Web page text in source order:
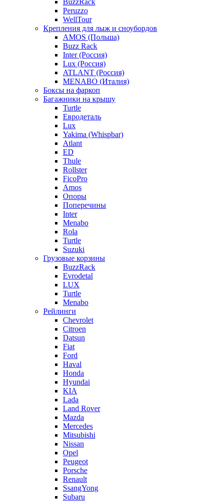
BuzzRack
Peruzzo
WellTour
Крепления для лыж и сноубордов
AMOS (Польша)
Buzz Rack
Inter (Россия)
Lux (Россия)
ATLANT (Россия)
MENABO (Италия)
Боксы на фаркоп
Багажники на крышу
Turtle
Евродеталь
Lux
Yakima (Whispbar)
Atlant
ED
Thule
Rollster
FicoPro
Amos
Опоры
Поперечины
Inter
Menabo
Rola
Turtle
Suzuki
Грузовые корзины
BuzzRack
Evrodetal
LUX
Turtle
Menabo
Рейлинги
Chevrolet
Citroen
Datsun
Fiat
Ford
Haval
Honda
Hyundai
KIA
Lada
Land Rover
Mazda
Mercedes
Mitsubishi
Nissan
Opel
Peugeot
Porsche
Renault
SsangYong
Subaru